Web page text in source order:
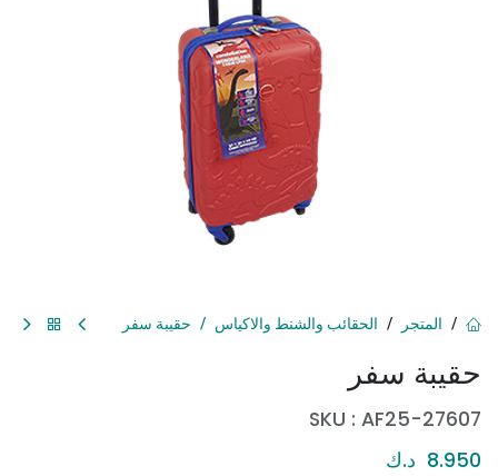
حقيبة سفر
SKU : AF25-27607
8.950 د.ك
المتجر الحقائب والشنط والاكياس حقيبة سفر